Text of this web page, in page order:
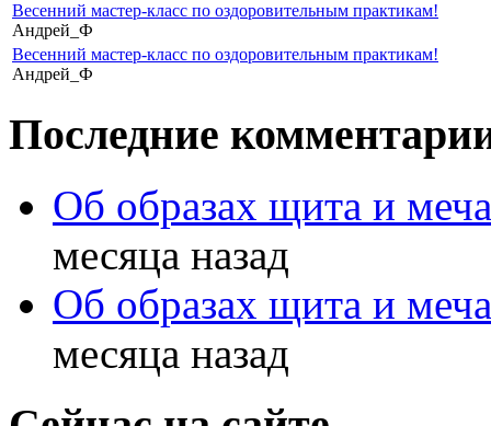
Весенний мастер-класс по оздоровительным практикам!
Андрей_Ф
Весенний мастер-класс по оздоровительным практикам!
Андрей_Ф
Последние
Об образах щита и
месяца назад
Об образах щита и
месяца назад